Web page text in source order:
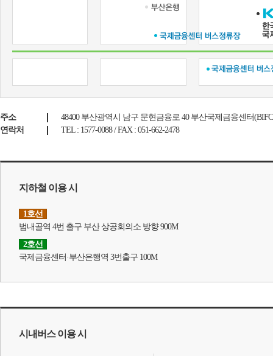
주소
48400 부산광역시 남구 문현금융로 40 부산국제금융센터
연락처
TEL : 1577-0088 / FAX : 051-662-2478
지하철 이용 시
1호선
범내골역 4번 출구 부산 상공회의소 방향 900M
2호선
국제금융센터·부산은행역 3번출구 100M
시내버스 이용 시